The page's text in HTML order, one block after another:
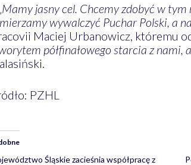
Mamy jasny cel. Chcemy zdobyć w
wywalczyć Puchar Polski, a
Maciej Urbanowicz, któremu
półfinałowego starcia z nami,
PZHL
Śląskie zacieśnia współpracę z